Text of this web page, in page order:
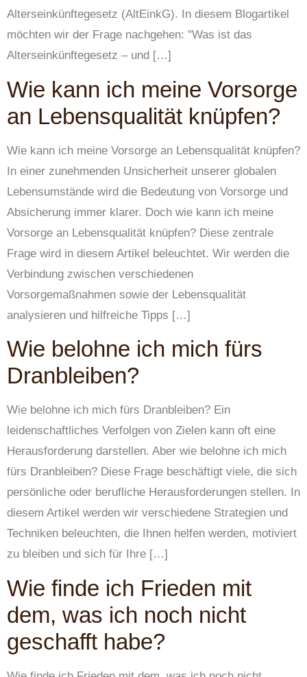
Alterseinkünftegesetz (AltEinkG). In diesem Blogartikel
möchten wir der Frage nachgehen: "Was ist das
Alterseinkünftegesetz – und […]
Wie kann ich meine Vorsorge
an Lebensqualität knüpfen?
Wie kann ich meine Vorsorge an Lebensqualität knüpfen?
In einer zunehmenden Unsicherheit unserer globalen
Lebensumstände wird die Bedeutung von Vorsorge und
Absicherung immer klarer. Doch wie kann ich meine
Vorsorge an Lebensqualität knüpfen? Diese zentrale
Frage wird in diesem Artikel beleuchtet. Wir werden die
Verbindung zwischen verschiedenen
Vorsorgemaßnahmen sowie der Lebensqualität
analysieren und hilfreiche Tipps […]
Wie belohne ich mich fürs
Dranbleiben?
Wie belohne ich mich fürs Dranbleiben? Ein
leidenschaftliches Verfolgen von Zielen kann oft eine
Herausforderung darstellen. Aber wie belohne ich mich
fürs Dranbleiben? Diese Frage beschäftigt viele, die sich
persönliche oder berufliche Herausforderungen stellen. In
diesem Artikel werden wir verschiedene Strategien und
Techniken beleuchten, die Ihnen helfen werden, motiviert
zu bleiben und sich für Ihre […]
Wie finde ich Frieden mit
dem, was ich noch nicht
geschafft habe?